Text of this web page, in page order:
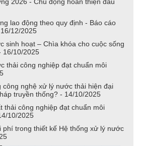
lao động theo quy định - Báo cáo
12/2025
sinh hoạt – Chìa khóa cho cuộc sống
16/10/2025
thải công nghiệp đạt chuẩn môi
công nghệ xử lý nước thải hiện đại
truyền thống? - 14/10/2025
thải công nghiệp đạt chuẩn môi
10/2025
phí trong thiết kế Hệ thống xử lý nước